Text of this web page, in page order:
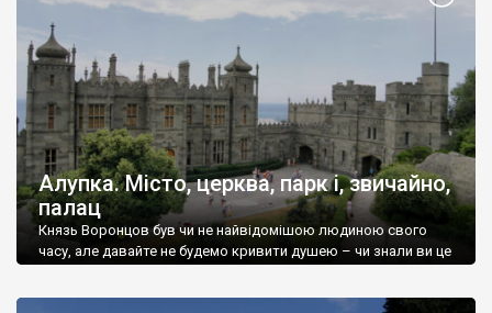
Алупка. Місто, церква, парк і, звичайно,
палац
Князь Воронцов був чи не найвідомішою людиною свого
часу, але давайте не будемо кривити душею – чи знали ви це